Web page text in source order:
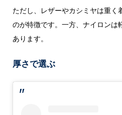
ただし、レザーやカシミヤは重く
のが特徴です。一方、ナイロンは
あります。
厚さで選ぶ